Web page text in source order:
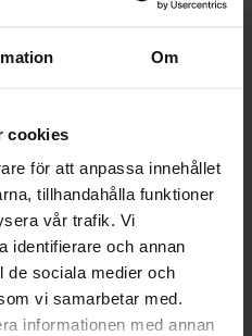
Om
cookies
för att anpassa innehållet
tillhandahålla funktioner
vår trafik. Vi
identifierare och annan
de sociala medier och
vi samarbetar med.
informationen med annan
LEVERANS
KUNDKLUBBEN
VÅRT NYHETSBREV